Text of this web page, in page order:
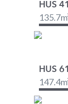
HUS
135.7
HUS
147.4